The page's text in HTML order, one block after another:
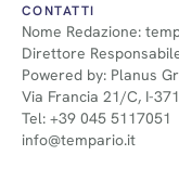
CONTATTI
Nome Redazione:
Direttore
Powered by: Planus
Via Francia 21/C, I-
Tel: +39 045 5117051
info@tempario.it